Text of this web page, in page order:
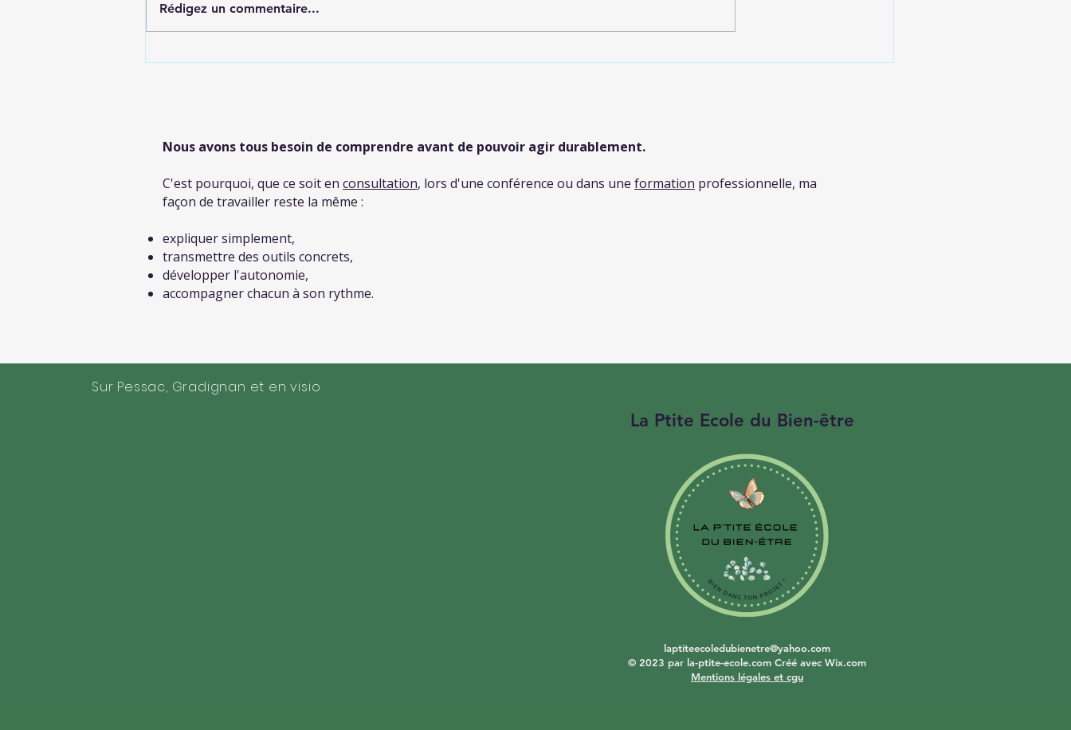
vie !" "Vivez de votre passion !"
"Devenez praticien bien-être en
Rédigez un commentaire...
Nous avons tous besoin de comprendre avant de pouvoir agir durablement.
C'est pourquoi, que ce soit en consultation, lors d'une conférence ou dans une formation professionnelle, ma
façon de travailler reste la même :
expliquer simplement,
transmettre des outils concrets,
développer l'autonomie,
accompagner chacun à son rythme.
Présentez-vous à vos visiteurs en
Sur Pessac, Gradignan et en visio
La Ptite Ecole du Bien-être
laptiteecoledubienetre@yahoo.com
© 2023 par la-ptite-ecole.com Créé avec Wix.com
Mentions légales et cgu